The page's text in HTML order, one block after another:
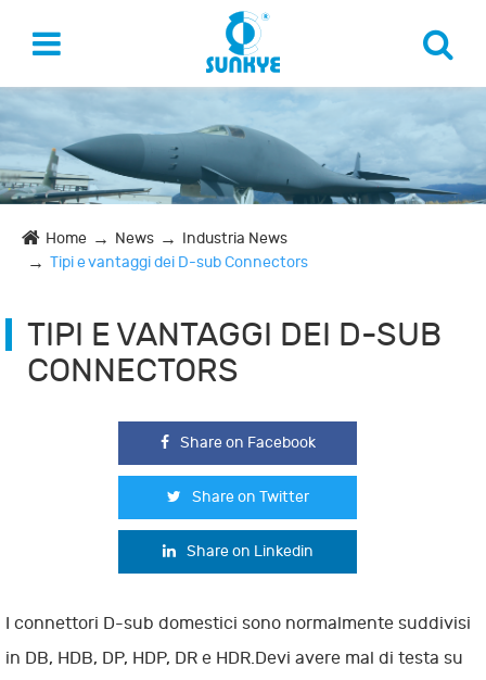
Home News
Industria News
Tipi e vantaggi dei D-sub Connectors
TIPI E VANTAGGI DEI D-SUB
CONNECTORS
Share on Facebook
Share on Twitter
Share on Linkedin
I connettori D-sub domestici sono normalmente suddivisi
in DB, HDB, DP, HDP, DR e HDR.Devi avere mal di testa su